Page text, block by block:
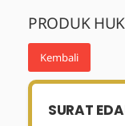
PRODUK
Kembali
SURAT